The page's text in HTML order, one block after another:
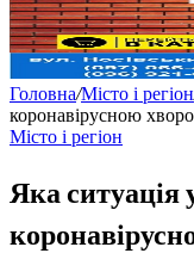
Головна/Місто і регіон
коронавірусною
Місто і регіон
Яка ситуація